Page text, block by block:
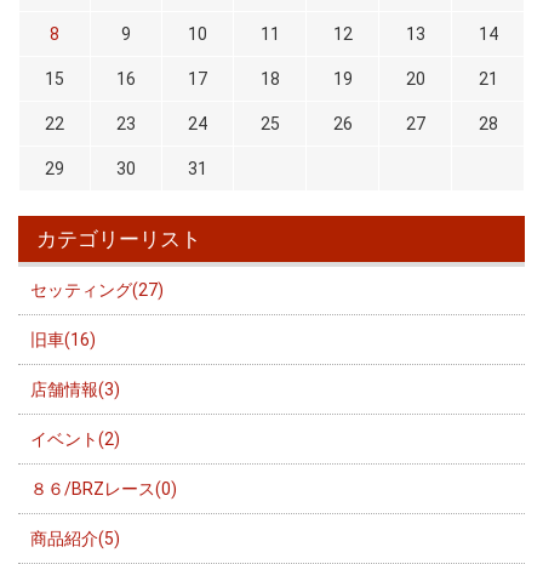
8 9 10 11 12 13 14
15 16 17 18 19 20 21
22 23 24 25 26 27 28
29 30 31
カテゴリーリスト
セッティング(27)
旧車(16)
店舗情報(3)
イベント(2)
８６/BRZレース(0)
商品紹介(5)